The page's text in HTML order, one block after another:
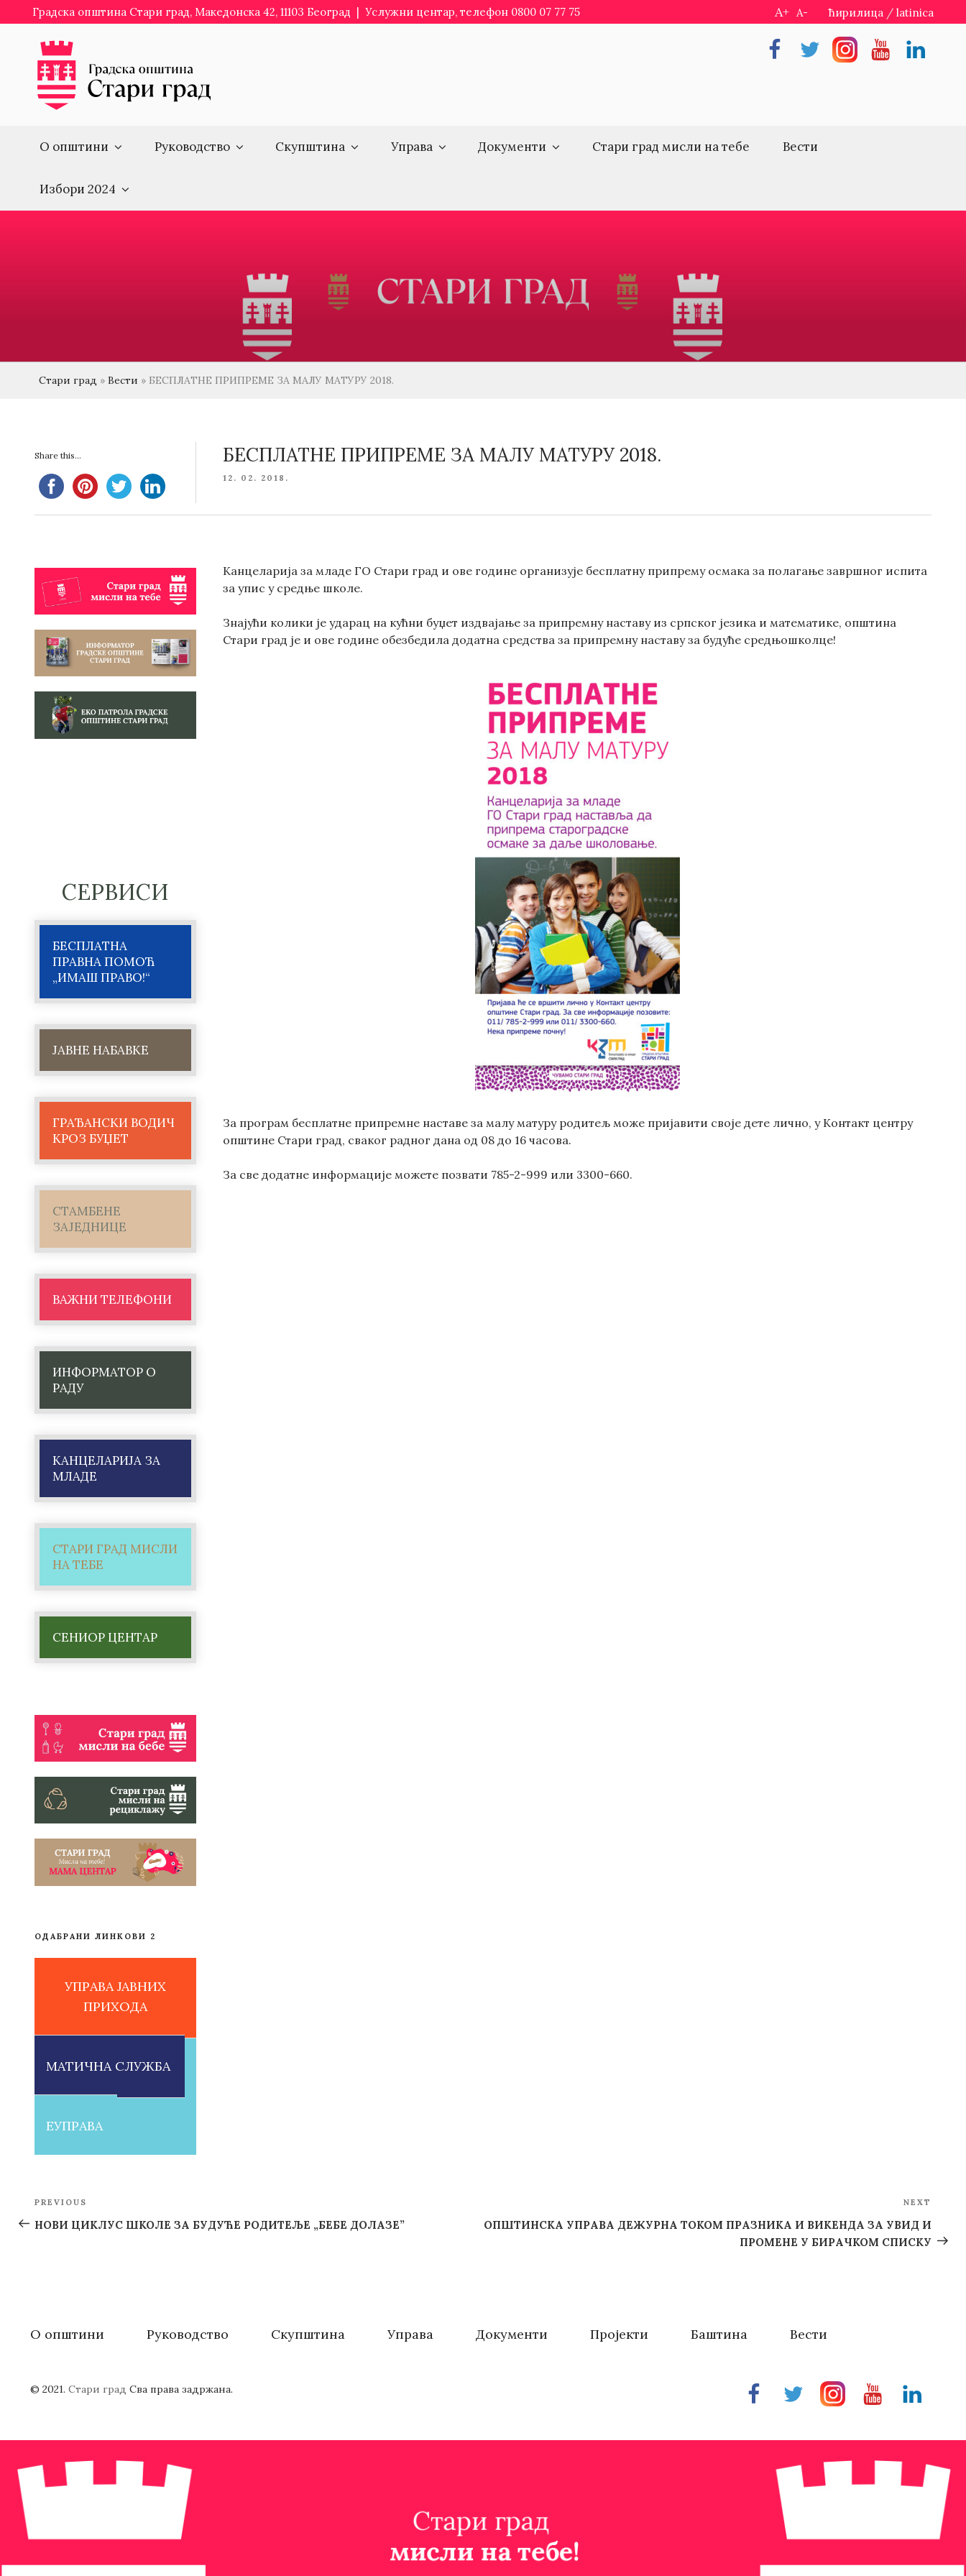
to
content
Градска општина Стари град, Македонска 42, 11103 Београд | Услужни центар, телефон 0800 07 77 75 A+ A- ћирилица / latinica
FacebookTwitterInstragramYoutubeLinkedin
О општини Руководство Скупштина Управа Документи Стари град мисли на тебе Вести
Избори 2024
Стари град » Вести » БЕСПЛАТНЕ ПРИПРЕМЕ ЗА МАЛУ МАТУРУ 2018.
Share this... БЕСПЛАТНЕ ПРИПРЕМЕ ЗА МАЛУ МАТУРУ 2018.
POSTED
12. 02. 2018.
СЕРВИСИ
БЕСПЛАТНА
ПРАВНА ПОМОЋ
„ИМАШ ПРАВО!“
ЈАВНЕ НАБАВКЕ
ГРАЂАНСКИ ВОДИЧ
КРОЗ БУЏЕТ
СТАМБЕНЕ
ЗАЈЕДНИЦЕ
ВАЖНИ ТЕЛЕФОНИ
ИНФОРМАТОР О
РАДУ
КАНЦЕЛАРИЈА ЗА
МЛАДЕ
СТАРИ ГРАД МИСЛИ
НА ТЕБЕ
СЕНИОР ЦЕНТАР
ОДАБРАНИ ЛИНКОВИ 2
УПРАВА ЈАВНИХ
ПРИХОДА
МАТИЧНА СЛУЖБА
ЕУПРАВА
Канцеларија за младе ГО Стари град и ове године организује бесплатну припрему осмака за полагање завршног испита
за упис у средње школе.
Знајући колики је ударац на кућни буџет издвајање за припремну наставу из српског језика и математике, општина
Стари град је и ове године обезбедила додатна средства за припремну наставу за будуће средњошколце!
За програм бесплатне припремне наставе за малу матуру родитељ може пријавити своје дете лично, у Контакт центру
општине Стари град, сваког радног дана од 08 до 16 часова.
За све додатне информације можете позвати 785-2-999 или 3300-660.
Post
navigation
Previous
Post
PREVIOUS
НОВИ ЦИКЛУС ШКОЛЕ ЗА БУДУЋЕ РОДИТЕЉЕ „БЕБЕ ДОЛАЗЕ”
NEXT
ОПШТИНСКА УПРАВА ДЕЖУРНА ТОКОМ ПРАЗНИКА И ВИКЕНДА ЗА УВИД И
ПРОМЕНЕ У БИРАЧКОМ СПИСКУ
О општини Руководство Скупштина Управа Документи Пројекти Баштина Вести
FacebookTwitterInstragramYoutubeLinkedin
© 2021. Стари град Сва права задржана.